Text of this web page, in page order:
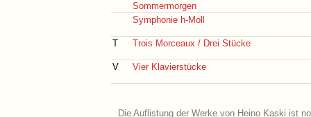
Sommermorgen
Symphonie h-Moll
T Trois Morceaux / Drei Stücke
V Vier Klavierstücke
Die Auflistung der Werke von Heino Kaski ist